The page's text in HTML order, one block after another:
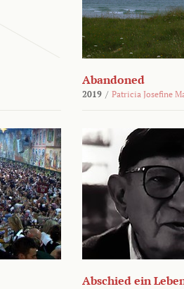
Abandoned
2019 / Patricia Josefine
Abschied ein